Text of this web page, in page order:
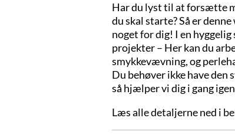
Har du lyst til at forsætte
du skal starte? Så er
noget for dig! I en
projekter – Her kan du
smykkevævning, og
Du behøver ikke have den
så hjælper vi dig i gang
Læs alle detaljerne ned i